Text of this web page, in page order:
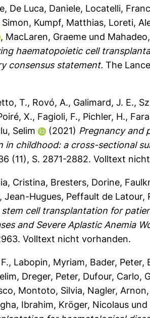
, De Luca, Daniele, Locatelli,
, Kumpf, Matthias, Loreti,
, MacLaren, Graeme und
haematopoietic cell
consensus statement. The
T., Rovó, A., Galimard, J. E.,
X., Fagioli, F., Pichler, H.,
Selim (2021) Pregnancy and
in childhood: a cross-sectional
(11), S. 2871-2882. Volltext
Cristina, Bresters, Dorine,
Jean-Hugues, Peffault de Latour,
cell transplantation for
and Severe Aplastic Anemia
Volltext nicht vorhanden.
, Labopin, Myriam, Bader, Peter,
, Dreger, Peter, Dufour, Carlo,
, Montoto, Silvia, Nagler, Arnon
Ibrahim, Kröger, Nicolaus und